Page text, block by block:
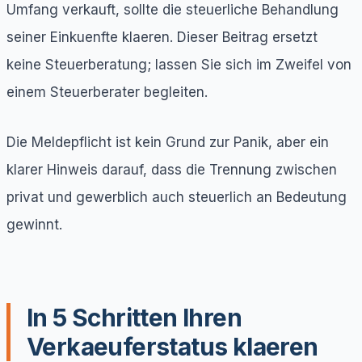
Umfang verkauft, sollte die steuerliche Behandlung
seiner Einkuenfte klaeren. Dieser Beitrag ersetzt
keine Steuerberatung; lassen Sie sich im Zweifel von
einem Steuerberater begleiten.
Die Meldepflicht ist kein Grund zur Panik, aber ein
klarer Hinweis darauf, dass die Trennung zwischen
privat und gewerblich auch steuerlich an Bedeutung
gewinnt.
In 5 Schritten Ihren
Verkaeuferstatus klaeren